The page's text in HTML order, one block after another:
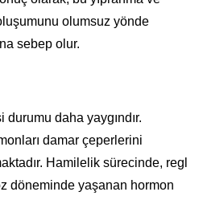
olumsuz yönde
sebep olur.
daha yaygındır.
damar çeperlerini
Hamilelik sürecinde, regl
döneminde yaşanan hormon